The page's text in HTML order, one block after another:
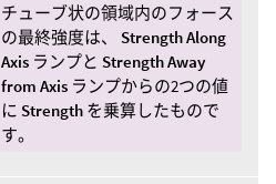
チューブ状の領域内のフォース
の最終強度は、 Strength Along
Axis ランプと Strength Away
from Axis ランプからの2つの値
に Strength を乗算したもので
す。